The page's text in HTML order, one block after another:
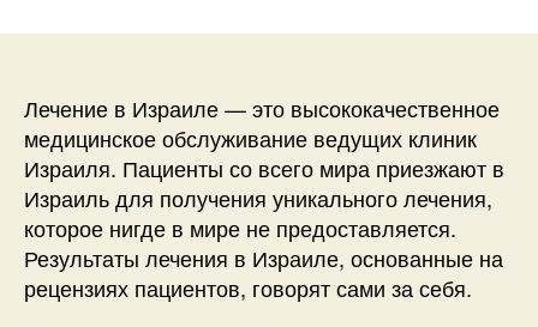
Лечение в Израиле — это высококачественное
медицинское обслуживание ведущих клиник
Израиля. Пациенты со всего мира приезжают в
Израиль для получения уникального лечения,
которое нигде в мире не предоставляется.
Результаты лечения в Израиле, основанные на
рецензиях пациентов, говорят сами за себя.